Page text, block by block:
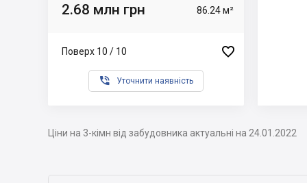
2.68 млн грн 86.24 м²
Поверх 10 / 10 
 Уточнити наявність
Ціни на 3-кімн від забудовника актуальні на 24.01.2022